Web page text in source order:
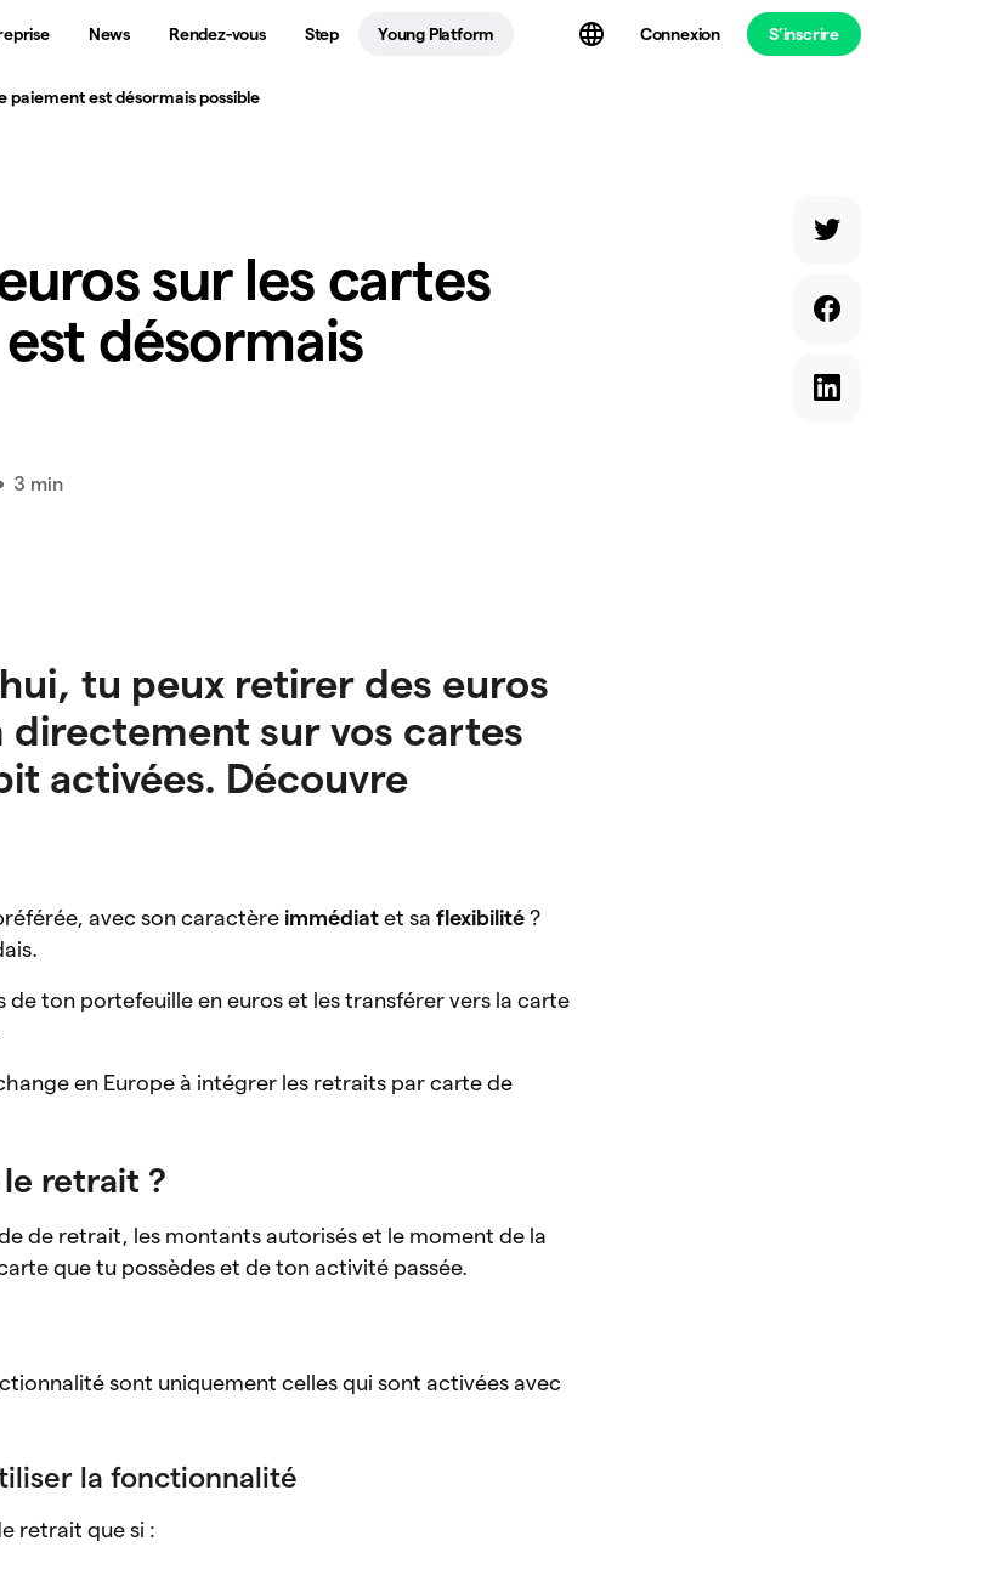
News Rendez-vous Step Young Platform Connexion S’inscrire
paiement est désormais possible
sur les cartes
désormais
3 min
tu peux retirer des euros
directement sur vos cartes
activées. Découvre
avec son caractère immédiat et saflexibilité ?
de ton portefeuille en euros et les transférer vers la carte
en Europe à intégrer les retraits par carte de
retrait ?
de retrait, les montants autorisés et le moment de la
que tu possèdes et de ton activité passée.
sont uniquement celles qui sont activées avec
la fonctionnalité
retrait que si :